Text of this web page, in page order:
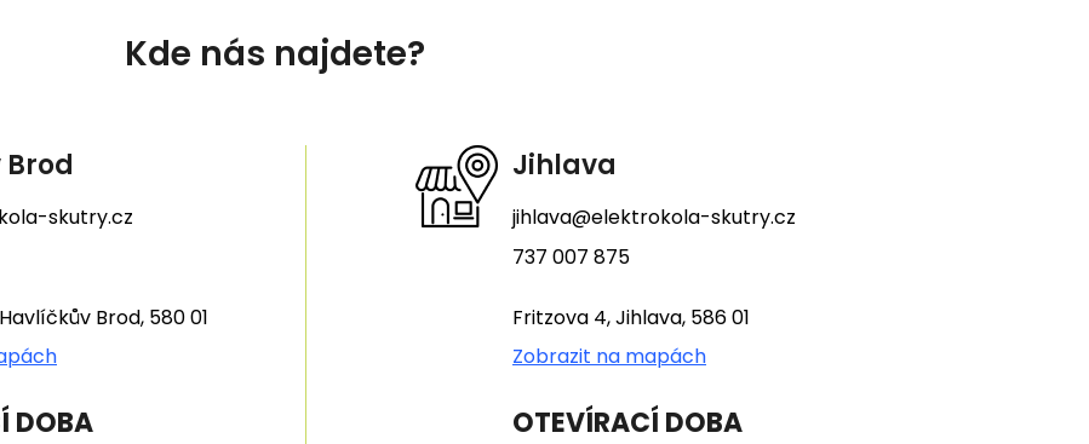
Kde nás najdete?
skutry.cz
Brod, 580 01
DOBA
Jihlava
jihlava@elektrokola-skutry.cz
737 007 875
Fritzova 4, Jihlava, 586 01
Zobrazit na mapách
OTEVÍRACÍ DOBA